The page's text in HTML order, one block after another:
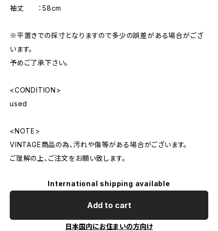
袖丈 ：58cm
※平置きでの採寸となりますので多少の誤差がある場合がござ
います。
予めご了承下さい。
<CONDITION>
used
<NOTE>
VINTAGE商品の為、汚れや傷等がある場合がございます。
ご理解の上、ご注文をお願い致します。
International shipping available
Add to cart
日本国内にお住まいの方向け